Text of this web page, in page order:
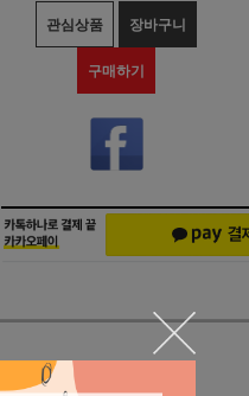
관심상품 장바구니
구매하기
열기